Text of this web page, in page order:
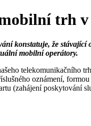
trh
konstatuje, že
mobilní operátory.
telekomunikačního
oznámení,
(zahájení poskytování